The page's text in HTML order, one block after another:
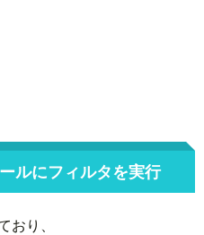
ルにフィルタを実行
おり、